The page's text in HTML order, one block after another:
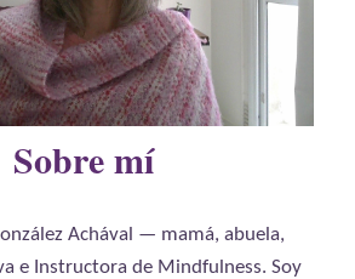
Sobre mí
Achával — mamá, abuela,
e Instructora de Mindfulness. Soy